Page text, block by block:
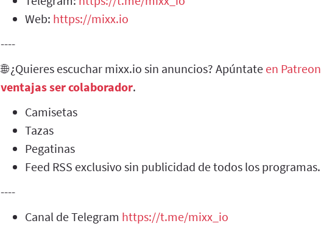
Web: https://mixx.io
----
🌐 ¿Quieres escuchar mixx.io sin anuncios? Apúntate en Patreon
ventajas ser colaborador.
Camisetas
Tazas
Pegatinas
Feed RSS exclusivo sin publicidad de todos los programas.
----
Canal de Telegram https://t.me/mixx_io